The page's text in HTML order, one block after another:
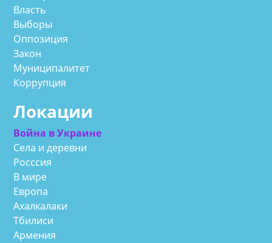
Власть
Выборы
Оппозиция
Закон
Муниципалитет
Коррупция
Локации
Война в Украине
Села и деревни
Росссия
В мире
Европа
Ахалкалаки
Тбилиси
Армения